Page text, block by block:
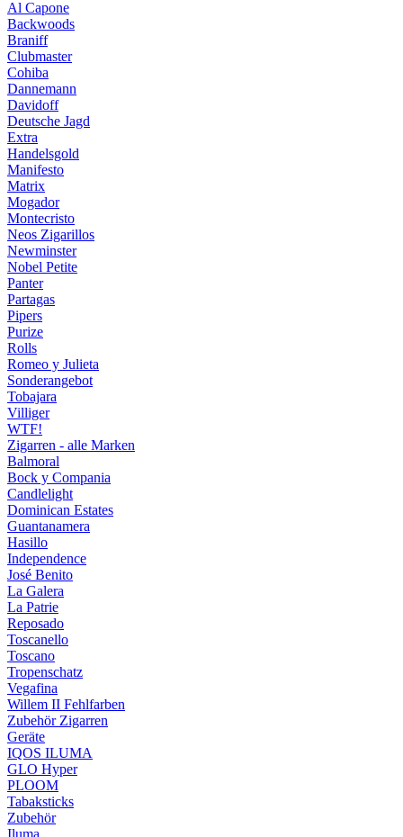
Al Capone
Backwoods
Braniff
Clubmaster
Cohiba
Dannemann
Davidoff
Deutsche Jagd
Extra
Handelsgold
Manifesto
Matrix
Mogador
Montecristo
Neos Zigarillos
Newminster
Nobel Petite
Panter
Partagas
Pipers
Purize
Rolls
Romeo y Julieta
Sonderangebot
Tobajara
Villiger
WTF!
Zigarren - alle Marken
Balmoral
Bock y Compania
Candlelight
Dominican Estates
Guantanamera
Hasillo
Independence
José Benito
La Galera
La Patrie
Reposado
Toscanello
Toscano
Tropenschatz
Vegafina
Willem II Fehlfarben
Zubehör Zigarren
Geräte
IQOS ILUMA
GLO Hyper
PLOOM
Tabaksticks
Zubehör
Iluma